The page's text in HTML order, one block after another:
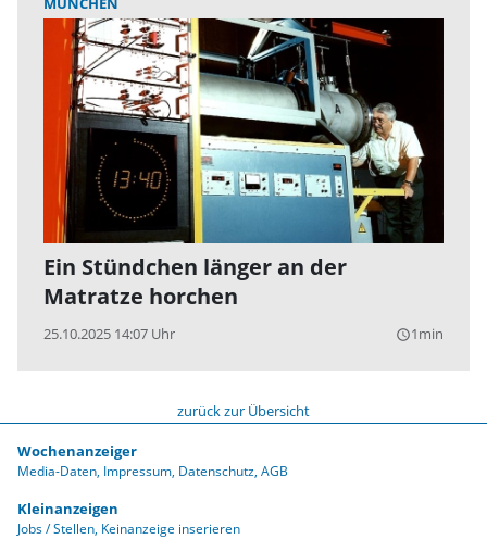
Ein Stündchen länger an der
Matratze horchen
25.10.2025 14:07 Uhr query_builder1min
zurück zur Übersicht
Wochenanzeiger
Media-Daten Impressum Datenschutz AGB
Kleinanzeigen
Jobs / Stellen Keinanzeige inserieren